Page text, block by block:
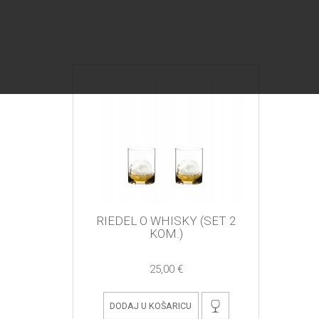
RIEDEL O WHISKY (SET 2
KOM.)
25,00 €
DODAJ U KOŠARICU